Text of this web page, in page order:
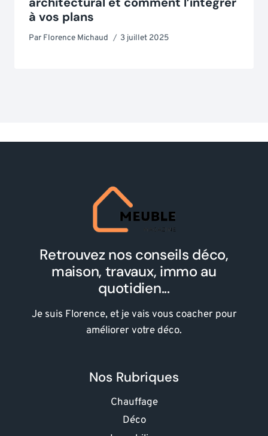
à vos plans
Par Florence Michaud 3 juillet 2025
Retrouvez nos conseils déco,
maison, travaux, immo au
quotidien...
Je suis Florence, et je vais vous coacher pour
améliorer votre déco.
Nos Rubriques
Chauffage
Déco